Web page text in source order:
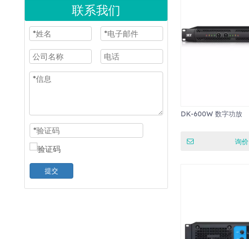
联系我们
提交
DK-600W 数字功放
询价